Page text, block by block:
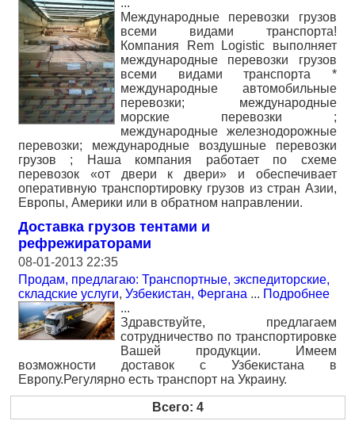
...
Международные перевозки грузов
всеми видами транспорта!
Компания Rem Logistic выполняет
международные перевозки грузов
всеми видами транспорта *
международные автомобильные
перевозки; международные
морские перевозки ;
международные железнодорожные
перевозки; международные воздушные перевозки
грузов ; Наша компания работает по схеме
перевозок «от двери к двери» и обеспечивает
оперативную транспортировку грузов из стран Азии,
Европы, Америки или в обратном направлении.
Доставка грузов тентами и
рефрежираторами
08-01-2013 22:35
Продам, предлагаю: Транспортные, экспедиторские,
складские услуги, Узбекистан, Фергана ... Подробнее
...
Здравствуйте, предлагаем
сотрудничество по транспортировке
Вашей продукции. Имеем
возможности доставок с Узбекистана в
Европу.Регулярно есть транспорт на Украину.
Всего: 4